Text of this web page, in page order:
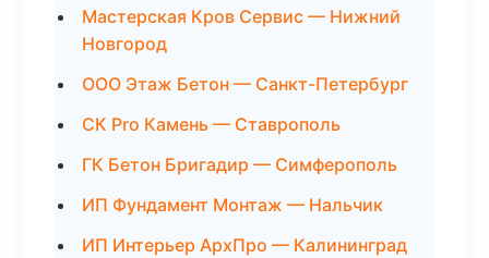
Мастерская Кров Сервис — Нижний
Новгород
ООО Этаж Бетон — Санкт-Петербург
СК Pro Камень — Ставрополь
ГК Бетон Бригадир — Симферополь
ИП Фундамент Монтаж — Нальчик
ИП Интерьер АрхПро — Калининград